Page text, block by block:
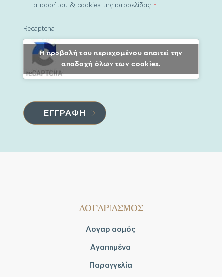
απορρήτου & cookies της ιστοσελίδας.*
Recaptcha
Η προβολή του περιεχομένου απαιτεί την
αποδοχή όλων των cookies.
ΛΟΓΑΡΙΑΣΜΟΣ
Λογαριασμός
Αγαπημένα
Παραγγελία